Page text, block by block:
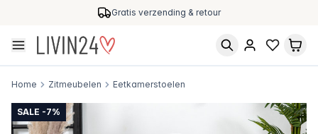
Gratis verzending & retour
Home Zitmeubelen Eetkamerstoelen
SALE -7%